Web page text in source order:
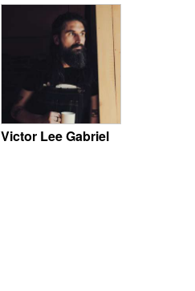
Victor Lee Gabriel